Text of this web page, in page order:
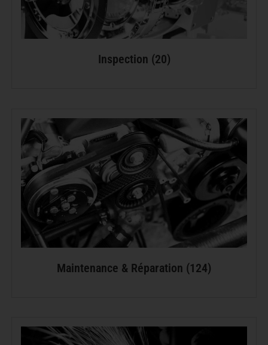
Inspection (20)
Maintenance & Réparation (124)